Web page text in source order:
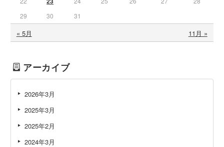
« 5月 11月 »
29
30 31
アーカイブ
2026年3月
2025年3月
2025年2月
2024年3月